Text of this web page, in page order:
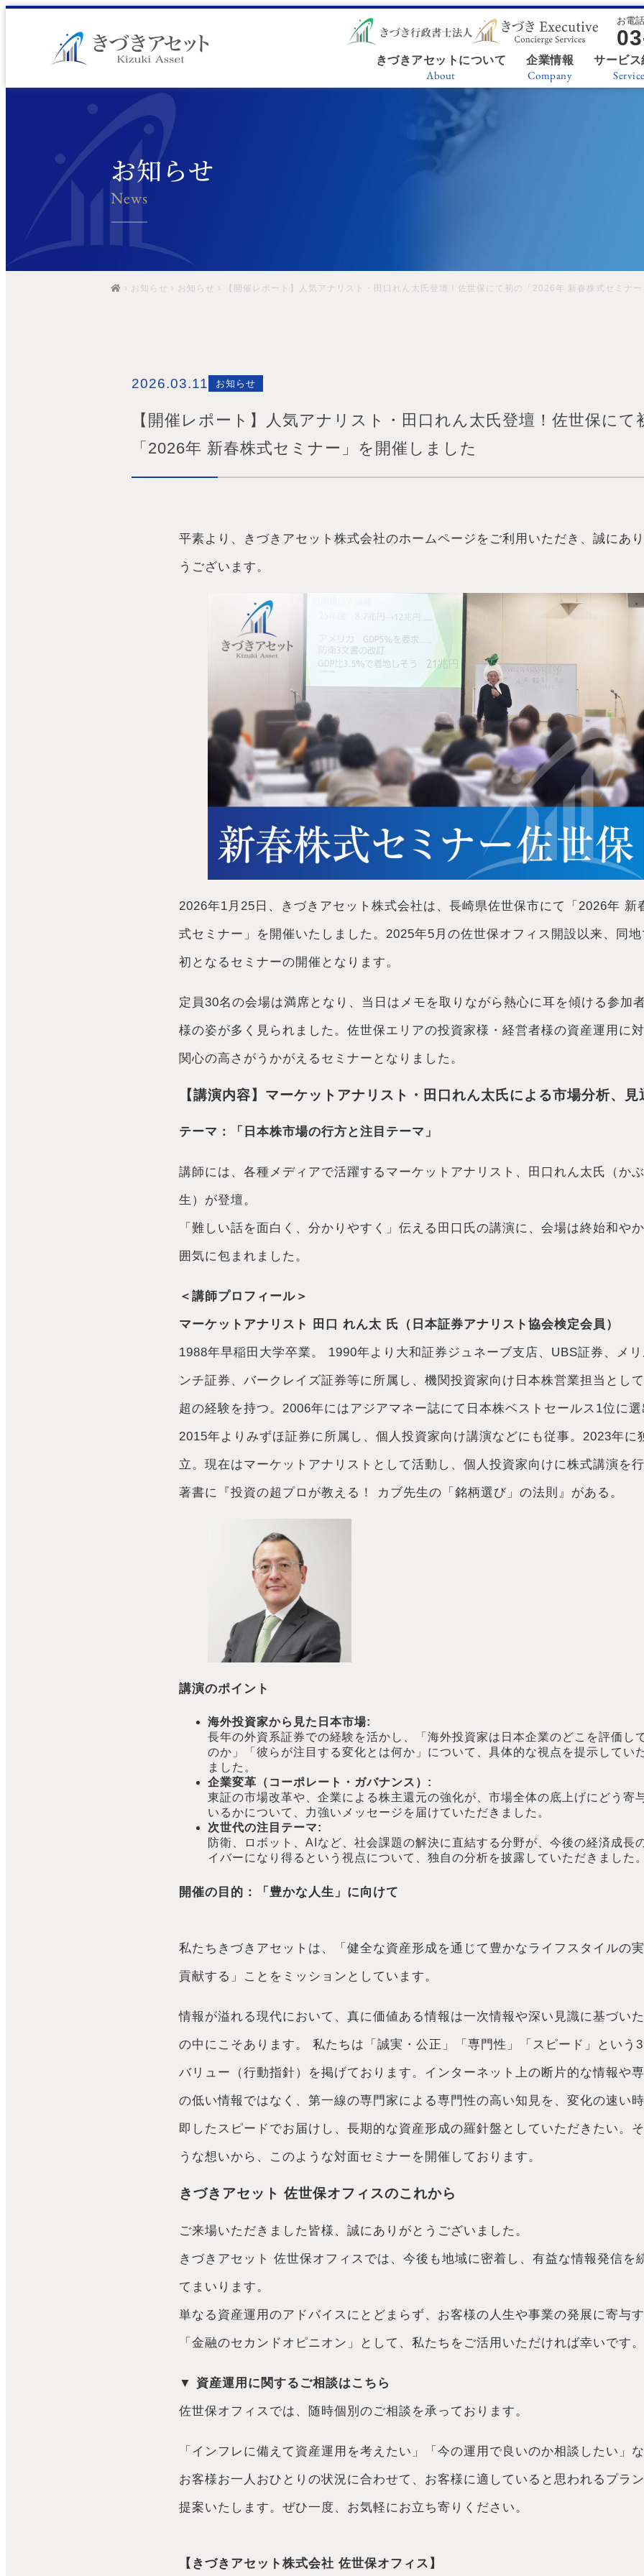
お電
きづきアセットについて
About
企業情報
Company
サービス
Service
お知らせ
News
› お知らせ › お知らせ › 【開催レポート】人気アナリスト・田口れん太氏登壇！佐世保にて初の「2026年 新春株式セミナー
2026.03.11 お知らせ
【開催レポート】人気アナリスト・田口れん太氏登壇！佐世保にて
「2026年 新春株式セミナー」を開催しました
平素より、きづきアセット株式会社のホームページをご利用いただき、誠にあ
うございます。
2026年1月25日、きづきアセット株式会社は、長崎県佐世保市にて「2026年 新
式セミナー」を開催いたしました。2025年5月の佐世保オフィス開設以来、同地
初となるセミナーの開催となります。
定員30名の会場は満席となり、当日はメモを取りながら熱心に耳を傾ける参加
様の姿が多く見られました。佐世保エリアの投資家様・経営者様の資産運用に
関心の高さがうかがえるセミナーとなりました。
【講演内容】 マーケットアナリスト・田口れん太氏による市場分析、見
テーマ：「日本株市場の行方と注目テーマ」
講師には、各種メディアで活躍するマーケットアナリスト、田口れん太氏（か
生）が登壇。
「難しい話を面白く、分かりやすく」伝える田口氏の講演に、会場は終始和や
囲気に包まれました。
＜講師プロフィール＞
マーケットアナリスト 田口 れん太 氏（日本証券アナリスト協会検定会員）
1988年早稲田大学卒業。 1990年より大和証券ジュネーブ支店、UBS証券、メリ
ンチ証券、バークレイズ証券等に所属し、機関投資家向け日本株営業担当とし
超の経験を持つ。2006年にはアジアマネー誌にて日本株ベストセールス1位に選
2015年よりみずほ証券に所属し、個人投資家向け講演などにも従事。2023年に
立。現在はマーケットアナリストとして活動し、個人投資家向けに株式講演を行
著書に『投資の超プロが教える！ カブ先生の「銘柄選び」の法則』がある。
講演のポイント
海外投資家から見た日本市場:
長年の外資系証券での経験を活かし、「海外投資家は日本企業のどこを評価し
のか」「彼らが注目する変化とは何か」について、具体的な視点を提示してい
ました。
企業変革（コーポレート・ガバナンス）:
東証の市場改革や、企業による株主還元の強化が、市場全体の底上げにどう寄
いるかについて、力強いメッセージを届けていただきました。
次世代の注目テーマ:
防衛、ロボット、AIなど、社会課題の解決に直結する分野が、今後の経済成長
イバーになり得るという視点について、独自の分析を披露していただきました。
開催の目的：「豊かな人生」に向けて
私たちきづきアセットは、「健全な資産形成を通じて豊かなライフスタイルの
貢献する」ことをミッションとしています。
情報が溢れる現代において、真に価値ある情報は一次情報や深い見識に基づい
の中にこそあります。 私たちは「誠実・公正」「専門性」「スピード」という
バリュー（行動指針）を掲げております。インターネット上の断片的な情報や
の低い情報ではなく、第一線の専門家による専門性の高い知見を、変化の速い
即したスピードでお届けし、長期的な資産形成の羅針盤としていただきたい。
うな想いから、このような対面セミナーを開催しております。
きづきアセット 佐世保オフィスのこれから
ご来場いただきました皆様、誠にありがとうございました。
きづきアセット 佐世保オフィスでは、今後も地域に密着し、有益な情報発信を
てまいります。
単なる資産運用のアドバイスにとどまらず、お客様の人生や事業の発展に寄与
「金融のセカンドオピニオン」として、私たちをご活用いただければ幸いです。
▼ 資産運用に関するご相談はこちら
佐世保オフィスでは、随時個別のご相談を承っております。
「インフレに備えて資産運用を考えたい」「今の運用で良いのか相談したい」な
お客様お一人おひとりの状況に合わせて、お客様に適していると思われるプラ
提案いたします。ぜひ一度、お気軽にお立ち寄りください。
【きづきアセット株式会社 佐世保オフィス】